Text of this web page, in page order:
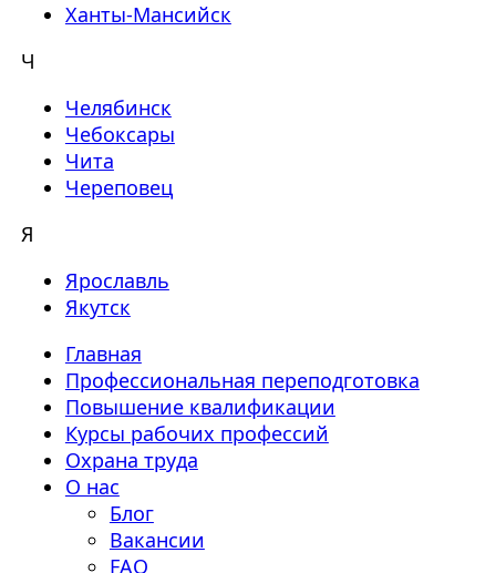
Ханты-Мансийск
Ч
Челябинск
Чебоксары
Чита
Череповец
Я
Ярославль
Якутск
Главная
Профессиональная переподготовка
Повышение квалификации
Курсы рабочих профессий
Охрана труда
О нас
Блог
Вакансии
FAQ